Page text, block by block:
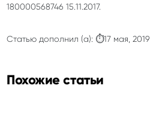
180000568746 15.11.2017.
Статью дополнил (а): ⏱17 мая, 2019
Похожие статьи